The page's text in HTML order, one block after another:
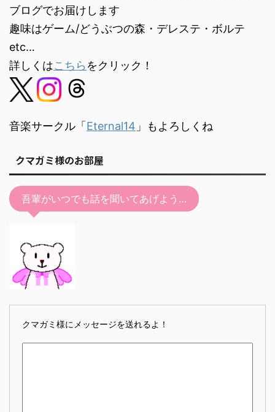
ブログでお届けします
趣味はゲーム/どうぶつの森・デレステ・ボルテ
etc…
詳しくはこちら をクリック！
音楽サークル「Eternal14 」もよろしくね
クマガミ様のお部屋
吾輩がいつでも話を聞いてあげよう…
クマガミ様にメッセージを送れるよ！